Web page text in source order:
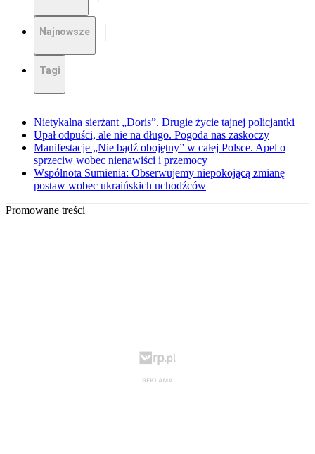
Najnowsze
Tagi
Nietykalna sierżant „Doris”. Drugie życie tajnej policjantki
Upał odpuści, ale nie na długo. Pogoda nas zaskoczy
Manifestacje „Nie bądź obojętny” w całej Polsce. Apel o
sprzeciw wobec nienawiści i przemocy
Wspólnota Sumienia: Obserwujemy niepokojącą zmianę
postaw wobec ukraińskich uchodźców
Promowane treści